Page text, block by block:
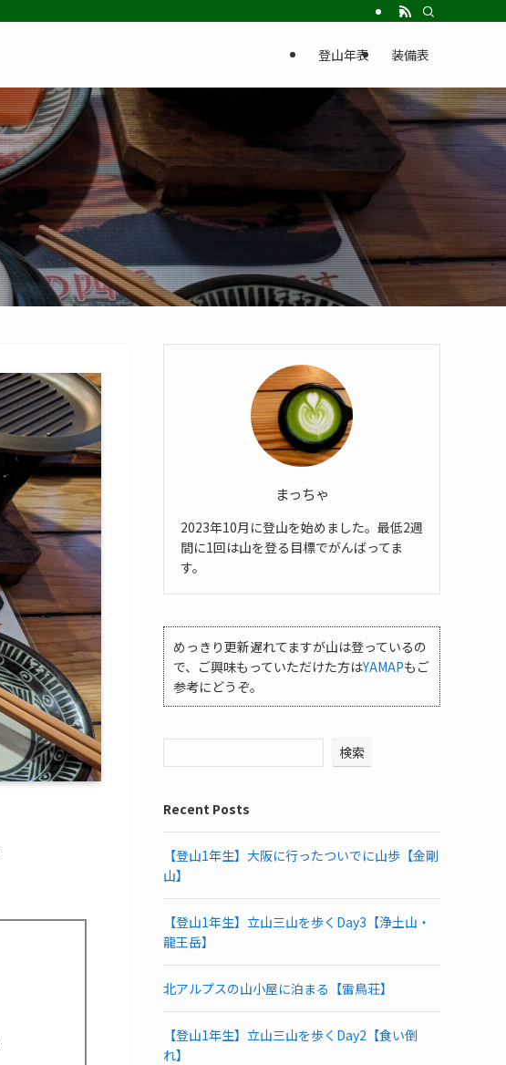
登山年表 装備表
まっちゃ
2023年10月に登山を始めました。最低2週
間に1回は山を登る目標でがんばってま
す。
めっきり更新遅れてますが山は登っているの
で、ご興味もっていただけた方はYAMAPもご
参考にどうぞ。
検索
Recent Posts
【登山1年生】大阪に行ったついでに山歩【金剛
山】
【登山1年生】立山三山を歩くDay3【浄土山・
龍王岳】
北アルプスの山小屋に泊まる【雷鳥荘】
【登山1年生】立山三山を歩くDay2【食い倒
れ】